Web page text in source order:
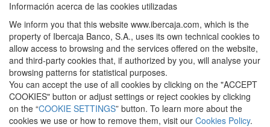
Información acerca de las cookies utilizadas
We inform you that this website www.ibercaja.com, which is the
property of Ibercaja Banco, S.A., uses its own technical cookies to
allow access to browsing and the services offered on the website,
and third-party cookies that, if authorized by you, will analyse your
browsing patterns for statistical purposes.
You can accept the use of all cookies by clicking on the "ACCEPT
COOKIES" button or adjust settings or reject cookies by clicking
on the “COOKIE SETTINGS” button. To learn more about the
cookies we use or how to remove them, visit our Cookies Policy.